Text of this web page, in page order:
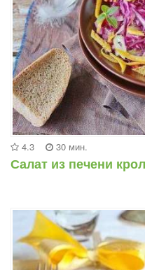
4.3 30 мин.
Салат из печени